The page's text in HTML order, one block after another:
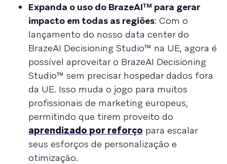
Expanda o uso do BrazeAIᵀᴹ para gerar
impacto em todas as regiões: Com o
lançamento do nosso data center do
BrazeAI Decisioning Studio™ na UE, agora é
possível aproveitar o BrazeAI Decisioning
Studio™ sem precisar hospedar dados fora
da UE. Isso muda o jogo para muitos
profissionais de marketing europeus,
permitindo que tirem proveito do
aprendizado por reforço para escalar
seus esforços de personalização e
otimização.